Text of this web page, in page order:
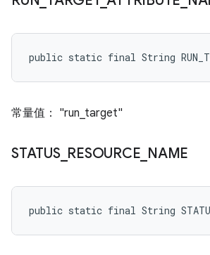
public static final String
常量值： "run_target"
STATUS_ RESOURCE NAME
public static final String